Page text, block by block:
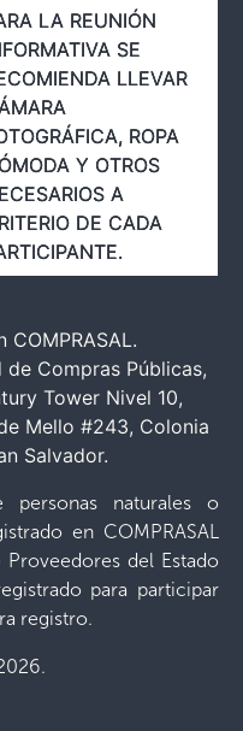
LA REUNIÓN
SE
LLEVAR
ROPA
Y OTROS
A
DE CADA
Compras Públicas,
Tower Nivel 10,
Mello #243, Colonia
Salvador.
naturales o
en COMPRASAL
del Estado
para participar
registro.